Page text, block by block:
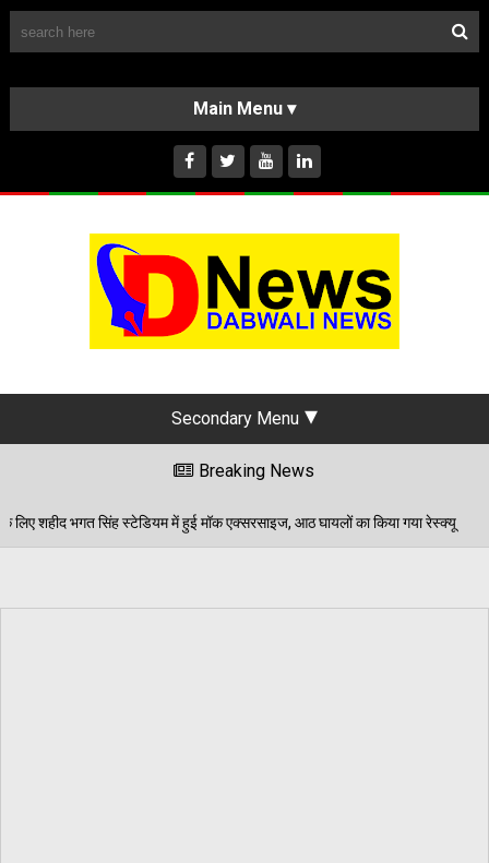
HOME
ABOUT US
INSTAGRAM
Secondary Menu
Breaking News
मॉक एक्सरसाइज, आठ घायलों का किया गया रेस्क्यू 06/08/2026